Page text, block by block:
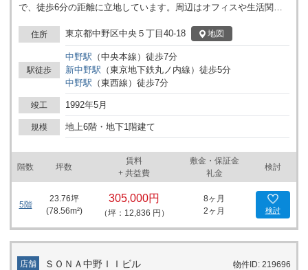
で、徒歩6分の距離に立地しています。周辺はオフィスや生活関連
す。 ビルには1基のエレベーターが設置されており、地上階だけで
なく地下1階の利用も可能となっています。複数フロアにわたる構
成のため、用途に応じてスペースを活用しやすい設計です。フロア
ごとの面積情報は公開されていませんが、多様なレイアウトの可能
性が考えられる構造となっています。 駅からの距離が明確で、アク
セス方法も把握しやすいため、従業員や訪問者の動線計画にも配慮
がしやすい環境です。ビル内設備や周辺環境の詳細については、個
別にご案内いたします。詳細はお問い合わせください。
住所 東京都中野区中央５丁目40-18 地図
駅徒歩
中野駅 （中央本線 ） 徒歩7分
新中野駅 （東京地下鉄丸ノ内線 ） 徒歩5分
中野駅 （東西線 ） 徒歩7分
竣工 1992年5月
規模 地上6階・地下1階建て
階数 坪数
賃料
+ 共益費
敷金・保証金
礼金
検討
5階
23.76坪
(78.56m²)
305,000円
（坪：12,836 円）
8ヶ月
2ヶ月
検討
店舗 ＳＯＮＡ中野ＩＩビル 物件ID: 219696